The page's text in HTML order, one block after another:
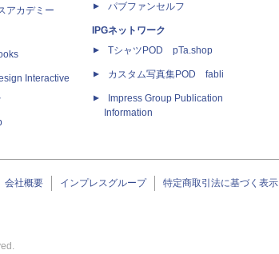
アカデミー
Interactive
パブファンセルフ
IPGネットワーク
TシャツPOD pTa.shop
カスタム写真集POD fabli
Impress Group Publication
Information
会社概要 インプレスグループ 特定商取引法に基づく表示